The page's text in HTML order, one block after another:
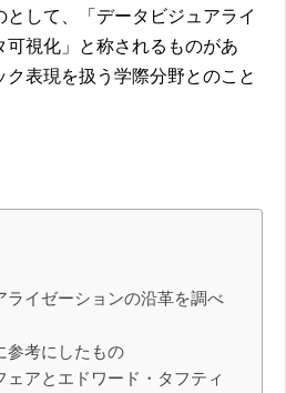
として、「データビジュアライ
可視化」と称されるものがあ
ク表現を扱う学際分野とのこと
ライゼーションの沿革を調べ
参考にしたもの
ェアとエドワード・タフティ